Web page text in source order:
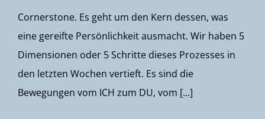
Cornerstone. Es geht um den Kern dessen, was
eine gereifte Persönlichkeit ausmacht. Wir haben 5
Dimensionen oder 5 Schritte dieses Prozesses in
den letzten Wochen vertieft. Es sind die
Bewegungen vom ICH zum DU, vom [...]